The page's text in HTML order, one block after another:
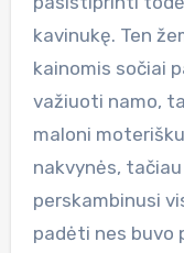
kavinukę. Ten
kainomis sočiai
važiuoti namo,
maloni
nakvynės,
perskambinusi
padėti nes buvo